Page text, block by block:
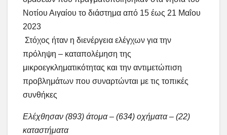
Νοτίου Αιγαίου το διάστημα από 15 έως 21 Μαΐου
2023
Στόχος ήταν η διενέργεια ελέγχων για την
πρόληψη – καταπολέμηση της
μικροεγκληματικότητας και την αντιμετώπιση
προβλημάτων που συναρτώνται με τις τοπικές
συνθήκες
Ελέχθησαν (893) άτομα – (634) οχήματα – (22)
καταστήματα